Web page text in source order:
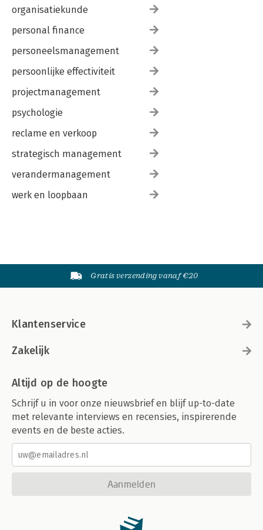
organisatiekunde
personal finance
personeelsmanagement
persoonlijke effectiviteit
projectmanagement
psychologie
reclame en verkoop
strategisch management
verandermanagement
werk en loopbaan
Gratis verzending vanaf €20
Klantenservice
Zakelijk
Altijd op de hoogte
Schrijf u in voor onze nieuwsbrief en blijf up-to-date
met relevante interviews en recensies, inspirerende
events en de beste acties.
Aanmelden